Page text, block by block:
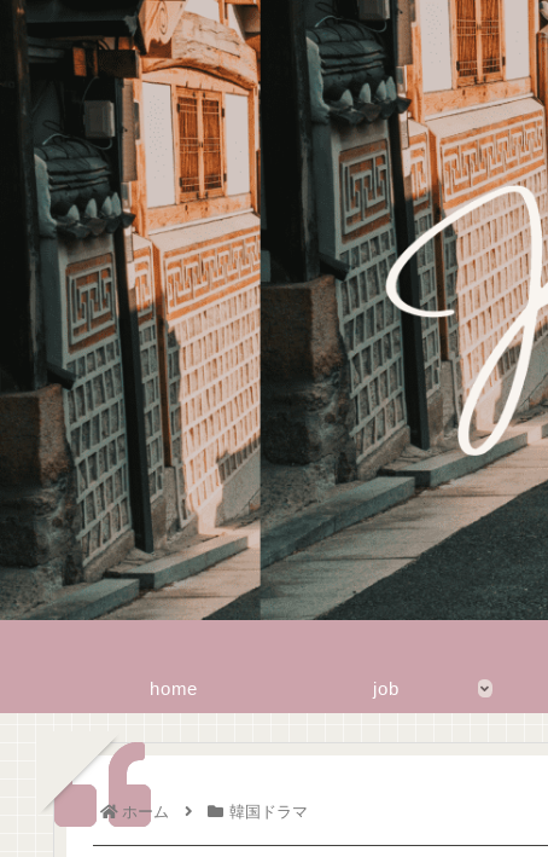
home job
ホーム 韓国ドラマ